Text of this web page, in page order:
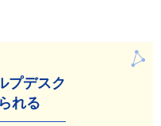
プデスク
れる